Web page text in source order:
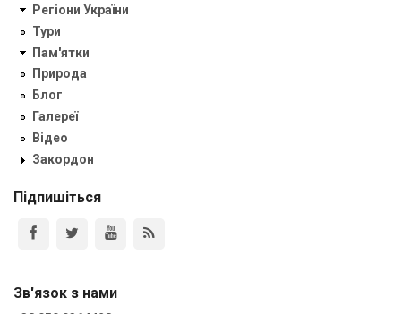
Регіони України
Тури
Пам'ятки
Природа
Блог
Галереї
Відео
Закордон
Підпишіться
Зв'язок з нами